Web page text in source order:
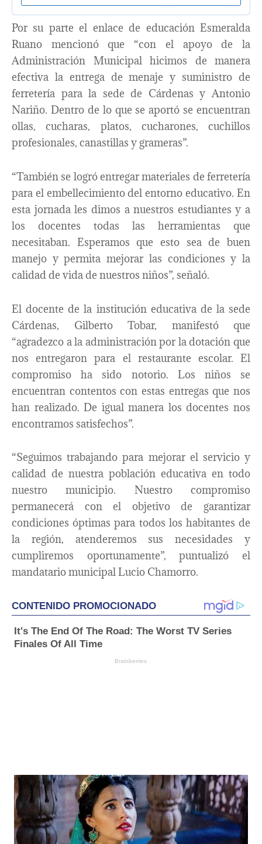
Por su parte el enlace de educación Esmeralda
Ruano mencionó que “con el apoyo de la
Administración Municipal hicimos de manera
efectiva la entrega de menaje y suministro de
ferretería para la sede de Cárdenas y Antonio
Nariño. Dentro de lo que se aportó se encuentran
ollas, cucharas, platos, cucharones, cuchillos
profesionales, canastillas y grameras”.
“También se logró entregar materiales de ferretería
para el embellecimiento del entorno educativo. En
esta jornada les dimos a nuestros estudiantes y a
los docentes todas las herramientas que
necesitaban. Esperamos que esto sea de buen
manejo y permita mejorar las condiciones y la
calidad de vida de nuestros niños”, señaló.
El docente de la institución educativa de la sede
Cárdenas, Gilberto Tobar, manifestó que
“agradezco a la administración por la dotación que
nos entregaron para el restaurante escolar. El
compromiso ha sido notorio. Los niños se
encuentran contentos con estas entregas que nos
han realizado. De igual manera los docentes nos
encontramos satisfechos”.
“Seguimos trabajando para mejorar el servicio y
calidad de nuestra población educativa en todo
nuestro municipio. Nuestro compromiso
permanecerá con el objetivo de garantizar
condiciones óptimas para todos los habitantes de
la región, atenderemos sus necesidades y
cumpliremos oportunamente”, puntualizó el
mandatario municipal Lucio Chamorro.